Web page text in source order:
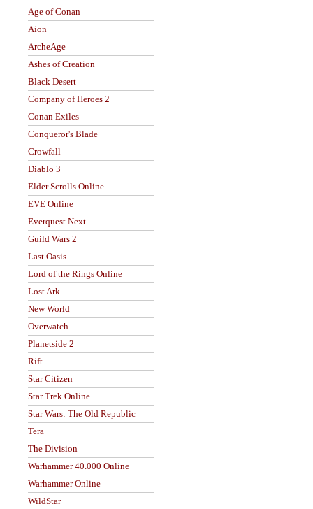
Age of Conan
Aion
ArcheAge
Ashes of Creation
Black Desert
Company of Heroes 2
Conan Exiles
Conqueror's Blade
Crowfall
Diablo 3
Elder Scrolls Online
EVE Online
Everquest Next
Guild Wars 2
Last Oasis
Lord of the Rings Online
Lost Ark
New World
Overwatch
Planetside 2
Rift
Star Citizen
Star Trek Online
Star Wars: The Old Republic
Tera
The Division
Warhammer 40.000 Online
Warhammer Online
WildStar